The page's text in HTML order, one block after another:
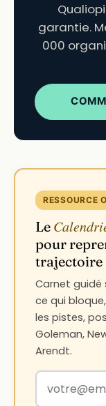
garantie.
000
RESSOURCE
Le
pour
trajectoire
Carnet guidé
ce qui
les pistes,
Goleman,
Arendt.
Votre